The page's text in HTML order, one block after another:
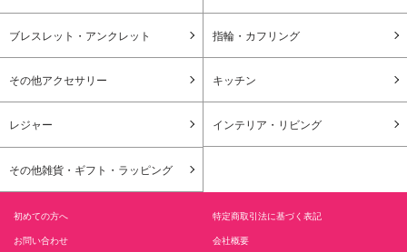
ブレスレット・アンクレット 指輪・カフリング
その他アクセサリー キッチン
レジャー インテリア・リビング
その他雑貨・ギフト・ラッピング
初めての方へ 特定商取引法に基づく表記
お問い合わせ 会社概要